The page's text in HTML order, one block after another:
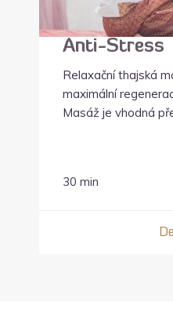
Anti-Stress
Relaxační thajská
maximální
Masáž je vhodná
30 min